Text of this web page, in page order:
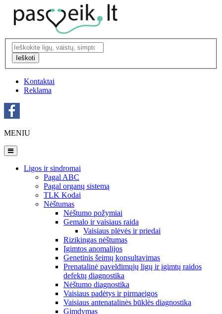
Ieškoti
Kontaktai
Reklama
MENIU
Ligos ir sindromai
Pagal ABC
Pagal organų sistemą
TLK Kodai
Nėštumas
Nėštumo požymiai
Gemalo ir vaisiaus raida
Vaisiaus plėvės ir priedai
Rizikingas nėštumas
Įgimtos anomalijos
Genetinis šeimų konsultavimas
Prenatalinė paveldimųjų ligų ir įgimtų raidos
defektų diagnostika
Nėštumo diagnostika
Vaisiaus padėtys ir pirmaeigos
Vaisiaus antenatalinės būklės diagnostika
Gimdymas